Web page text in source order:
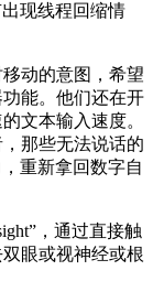
现线程回缩情
动的意图，希望
能。他们还在开
文本输入速度。
那些无法说话的
重新拿回数字自
，通过直接触
眼或视神经或根